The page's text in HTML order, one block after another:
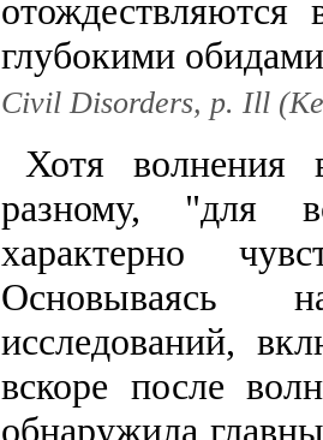
глубокими
Civil Disorders, p. Ill
Хотя волнения
разному, "для
характерно
Основываясь
исследований,
вскоре после
обнаружила